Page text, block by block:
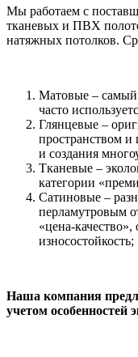
Мы работаем с
тканевых и ПВХ
натяжных потолков.
Матовые – самый
часто
Глянцевые –
пространством и
и создания
Тканевые –
категории
Сатиновые –
перламутровым
«цена-
износостойкость;
Наша компания
учетом особенностей